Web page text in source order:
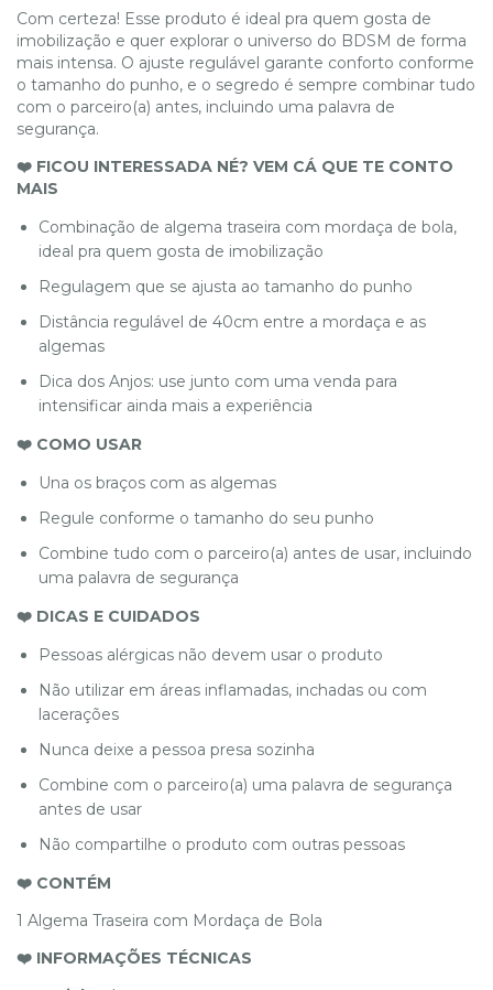
Com certeza! Esse produto é ideal pra quem gosta de
imobilização e quer explorar o universo do BDSM de forma
mais intensa. O ajuste regulável garante conforto conforme
o tamanho do punho, e o segredo é sempre combinar tudo
com o parceiro(a) antes, incluindo uma palavra de
segurança.
❤️ FICOU INTERESSADA NÉ? VEM CÁ QUE TE CONTO
MAIS
Combinação de algema traseira com mordaça de bola,
ideal pra quem gosta de imobilização
Regulagem que se ajusta ao tamanho do punho
Distância regulável de 40cm entre a mordaça e as
algemas
Dica dos Anjos: use junto com uma venda para
intensificar ainda mais a experiência
❤️ COMO USAR
Una os braços com as algemas
Regule conforme o tamanho do seu punho
Combine tudo com o parceiro(a) antes de usar, incluindo
uma palavra de segurança
❤️ DICAS E CUIDADOS
Pessoas alérgicas não devem usar o produto
Não utilizar em áreas inflamadas, inchadas ou com
lacerações
Nunca deixe a pessoa presa sozinha
Combine com o parceiro(a) uma palavra de segurança
antes de usar
Não compartilhe o produto com outras pessoas
❤️ CONTÉM
1 Algema Traseira com Mordaça de Bola
❤️ INFORMAÇÕES TÉCNICAS